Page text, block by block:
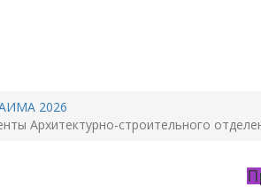
2026
Архитектурно-строительного